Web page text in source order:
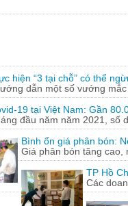
hiện “3 tại chỗ” có thể
dẫn một số vướng
19 tại Việt Nam: Gần
đầu năm năm 2021, số
Bình ổn giá phân bón:
Giá phân bón tăng
TP Hồ
Các